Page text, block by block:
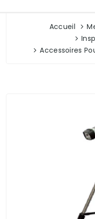
Accueil
Accessoires